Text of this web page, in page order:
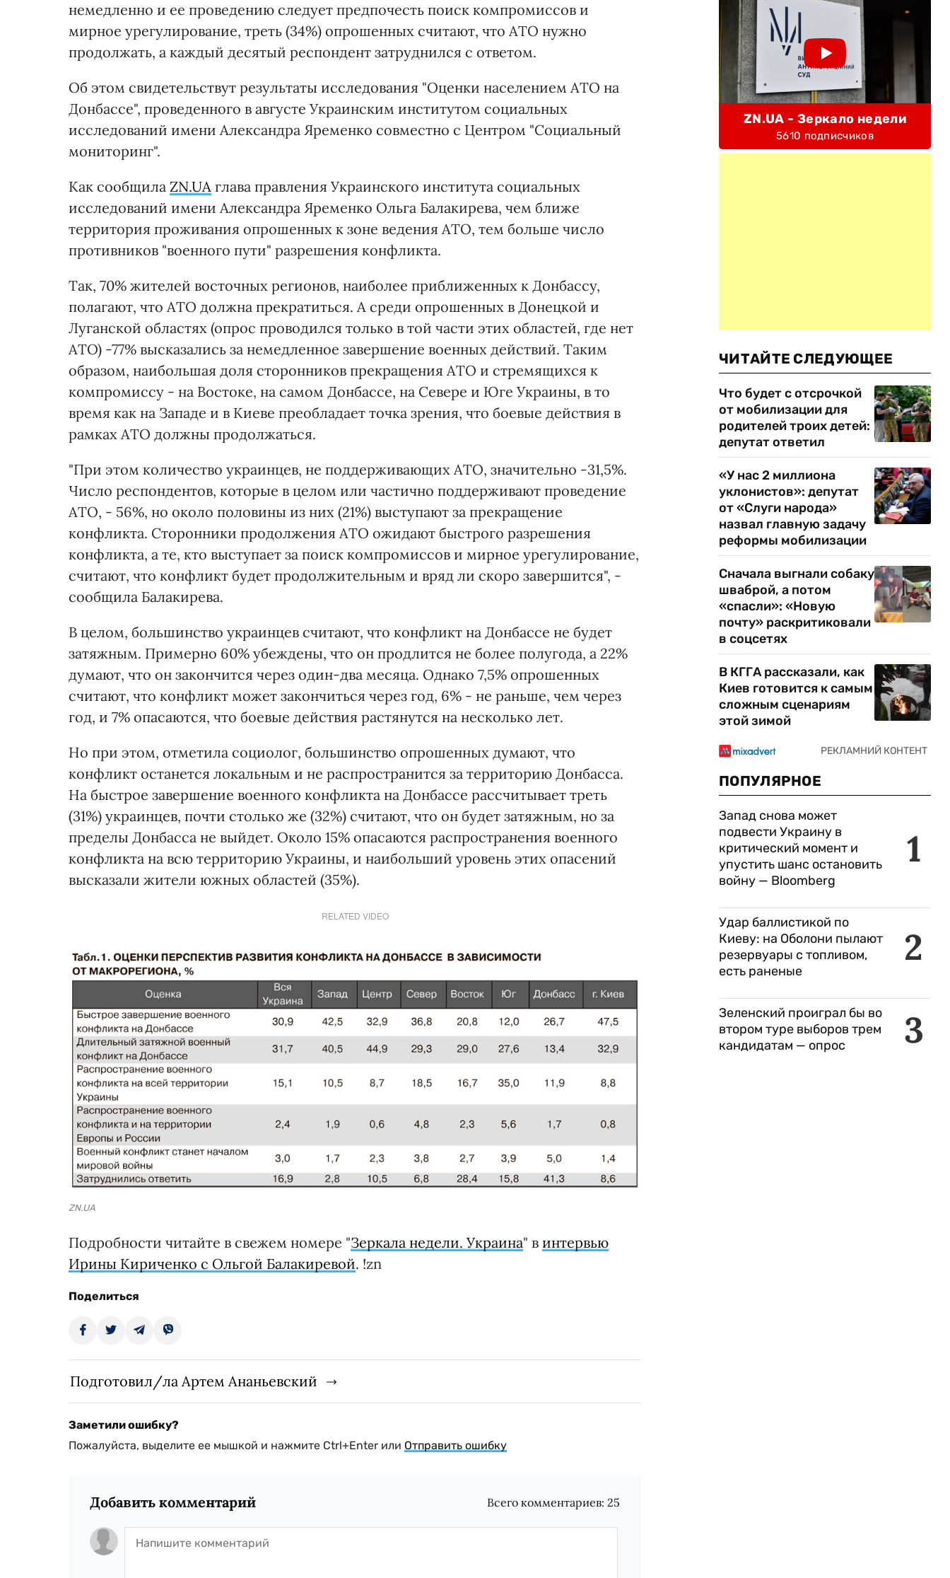
немедленно и ее проведению следует предпочесть поиск компромиссов и
мирное урегулирование, треть (34%) опрошенных считают, что АТО нужно
продолжать, а каждый десятый респондент затруднился с ответом.
Об этом свидетельствут результаты исследования "Оценки населением АТО на
Донбассе", проведенного в августе Украинским институтом социальных
исследований имени Александра Яременко совместно с Центром "Социальный
мониторинг".
Как сообщила ZN.UA глава правления Украинского института социальных
исследований имени Александра Яременко Ольга Балакирева, чем ближе
территория проживания опрошенных к зоне ведения АТО, тем больше число
противников "военного пути" разрешения конфликта.
Так, 70% жителей восточных регионов, наиболее приближенных к Донбассу,
полагают, что АТО должна прекратиться. А среди опрошенных в Донецкой и
Луганской областях (опрос проводился только в той части этих областей, где нет
АТО) -77% высказались за немедленное завершение военных действий. Таким
образом, наибольшая доля сторонников прекращения АТО и стремящихся к
компромиссу - на Востоке, на самом Донбассе, на Севере и Юге Украины, в то
время как на Западе и в Киеве преобладает точка зрения, что боевые действия в
рамках АТО должны продолжаться.
"При этом количество украинцев, не поддерживающих АТО, значительно -31,5%.
Число респондентов, которые в целом или частично поддерживают проведение
АТО, - 56%, но около половины из них (21%) выступают за прекращение
конфликта. Сторонники продолжения АТО ожидают быстрого разрешения
конфликта, а те, кто выступает за поиск компромиссов и мирное урегулирование,
считают, что конфликт будет продолжительным и вряд ли скоро завершится", -
сообщила Балакирева.
В целом, большинство украинцев считают, что конфликт на Донбассе не будет
затяжным. Примерно 60% убеждены, что он продлится не более полугода, а 22%
думают, что он закончится через один-два месяца. Однако 7,5% опрошенных
считают, что конфликт может закончиться через год, 6% - не раньше, чем через
год, и 7% опасаются, что боевые действия растянутся на несколько лет.
Но при этом, отметила социолог, большинство опрошенных думают, что
конфликт останется локальным и не распространится за территорию Донбасса.
На быстрое завершение военного конфликта на Донбассе рассчитывает треть
(31%) украинцев, почти столько же (32%) считают, что он будет затяжным, но за
пределы Донбасса не выйдет. Около 15% опасаются распространения военного
конфликта на всю территорию Украины, и наибольший уровень этих опасений
высказали жители южных областей (35%).
RELATED VIDEO
ZN.UA
Подробности читайте в свежем номере "Зеркала недели. Украина" в интервью
Ирины Кириченко с Ольгой Балакиревой. !zn
Поделиться
Подготовил/ла Артем Ананьевский
Заметили ошибку?
Пожалуйста, выделите ее мышкой и нажмите Ctrl+Enter или Отправить ошибку
Добавить комментарий Всего комментариев:25
ZN.UA - Зеркало недели
5610 подписчиков
ЧИТАЙТЕ СЛЕДУЮЩЕЕ
Что будет с отсрочкой
от мобилизации для
родителей троих детей:
депутат ответил
«У нас 2 миллиона
уклонистов»: депутат
от «Слуги народа»
назвал главную задачу
реформы мобилизации
Сначала выгнали собаку
шваброй, а потом
«спасли»: «Новую
почту» раскритиковали
в соцсетях
В КГГА рассказали, как
Киев готовится к самым
сложным сценариям
этой зимой
ПОПУЛЯРНОЕ
1
Запад снова может
подвести Украину в
критический момент и
упустить шанс остановить
войну — Bloomberg
2
Удар баллистикой по
Киеву: на Оболони пылают
резервуары с топливом,
есть раненые
3
Зеленский проиграл бы во
втором туре выборов трем
кандидатам — опрос